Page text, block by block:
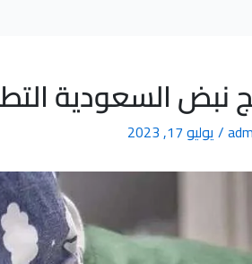
نبض السعودية
/يوليو 17, 2023